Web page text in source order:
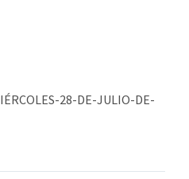
28-DE-JULIO-DE-